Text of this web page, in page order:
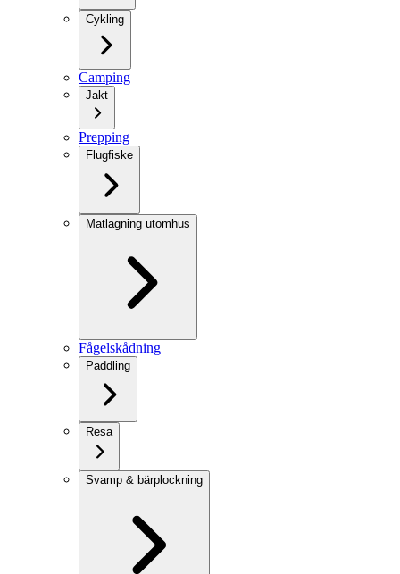
Cykling
Camping
Jakt
Prepping
Flugfiske
Matlagning utomhus
Fågelskådning
Paddling
Resa
Svamp & bärplockning